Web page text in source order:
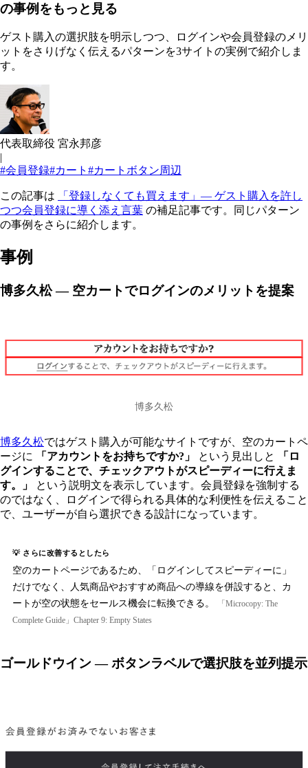
の事例をもっと見る
ゲスト購入の選択肢を明示しつつ、ログインや会員登録のメリ
ットをさりげなく伝えるパターンを3サイトの実例で紹介しま
す。
代表取締役 宮永邦彦
|
#会員登録#カート #カートボタン周辺
この記事は
「登録しなくても買えます」— ゲスト購入を許し
つつ会員登録に導く添え言葉 の補足記事です。同じパターン
の事例をさらに紹介します。
事例
博多久松 — 空カートでログインのメリットを提案
博多久松
博多久松ではゲスト購入が可能なサイトですが、空のカートペ
ージに
「アカウントをお持ちですか?」 という見出しと
「ロ
グインすることで、チェックアウトがスピーディーに行えま
す。」
という説明文を表示しています。会員登録を強制する
のではなく、ログインで得られる具体的な利便性を伝えること
で、ユーザーが自ら選択できる設計になっています。
💡 さらに改善するとしたら
空のカートページであるため、「ログインしてスピーディーに」
だけでなく、人気商品やおすすめ商品への導線を併設すると、カ
ートが空の状態をセールス機会に転換できる。
「Microcopy: The
Complete Guide」Chapter 9: Empty States
ゴールドウイン — ボタンラベルで選択肢を並列提示